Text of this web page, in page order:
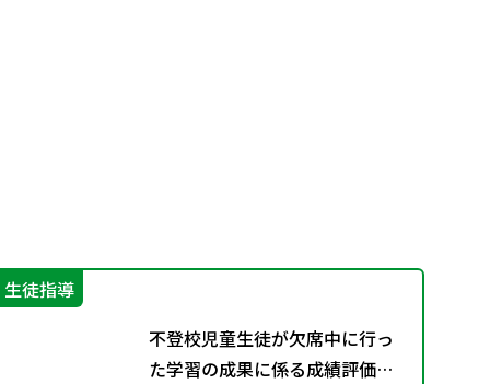
生徒指導
不登校児童生徒が欠席中に行っ
た学習の成果に係る成績評価に